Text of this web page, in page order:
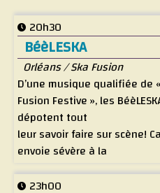
20h30
BéèLESKA
Orléans / Ska Fusion
D’une musique qualifiée de «
Fusion Festive », les
dépotent tout
leur savoir faire sur scène! Ca
envoie sévère à la
cambrousse BéèLESKAlienne,
où 23h00